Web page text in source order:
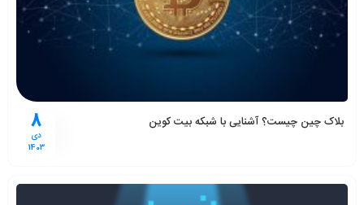
8
دی
1403
بلاک چین چیست؟ آشنایی با شبکه بیت کوین